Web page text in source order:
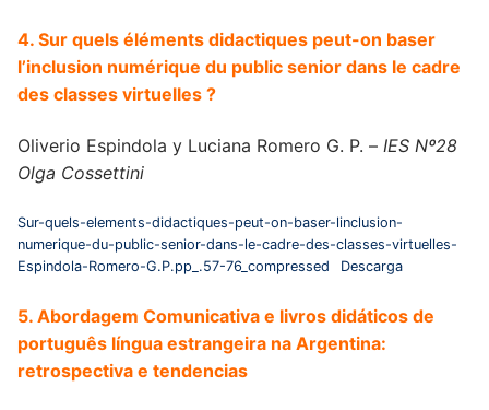
4. Sur quels éléments didactiques peut-on baser
l’inclusion numérique du public senior dans le cadre
des classes virtuelles ?
Oliverio Espindola y Luciana Romero G. P. – IES Nº28
Olga Cossettini
Sur-quels-elements-didactiques-peut-on-baser-linclusion-
numerique-du-public-senior-dans-le-cadre-des-classes-virtuelles-
Espindola-Romero-G.P.pp_.57-76_compressed
Descarga
5. Abordagem Comunicativa e livros didáticos de
português língua estrangeira na Argentina:
retrospectiva e tendencias